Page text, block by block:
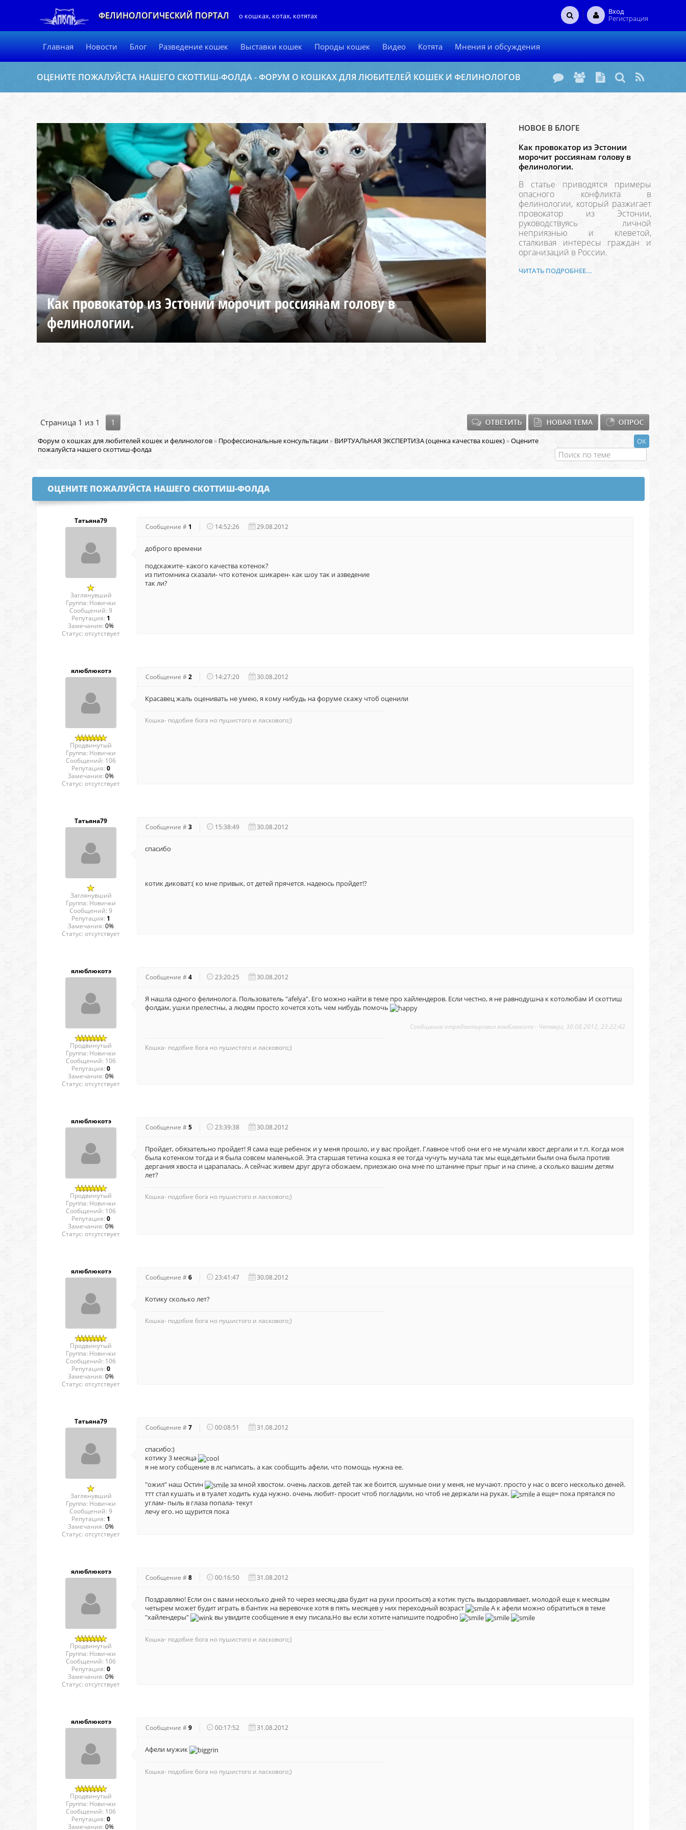
ФЕЛИНОЛОГИЧЕСКИЙ ПОРТАЛ о кошках, котах, котятах Вход
Регистрация
Главная Новости Блог Разведение кошек Выставки кошек Породы кошек Видео Котята Мнения и обсуждения
ОЦЕНИТЕ ПОЖАЛУЙСТА НАШЕГО СКОТТИШ-ФОЛДА - ФОРУМ О КОШКАХ ДЛЯ ЛЮБИТЕЛЕЙ КОШЕК И ФЕЛИНОЛОГОВ
Как провокатор из Эстонии морочит россиянам голову в
фелинологии.
НОВОЕ В БЛОГЕ
Как провокатор из Эстонии
морочит россиянам голову в
фелинологии.
В статье приводятся примеры
опасного конфликта в
фелинологии, который разжигает
провокатор из Эстонии,
руководствуясь личной
неприязнью и клеветой,
сталкивая интересы граждан и
организаций в России.
ЧИТАТЬ ПОДРОБНЕЕ...
Страница 1 из 1 1
Форум о кошках для любителей кошек и фелинологов» Профессиональные консультации » ВИРТУАЛЬНАЯ ЭКСПЕРТИЗА (оценка качества кошек)»Оцените
пожалуйста нашего скоттиш-фолда
ОЦЕНИТЕ ПОЖАЛУЙСТА НАШЕГО СКОТТИШ-ФОЛДА
Татьяна79
Заглянувший
Группа: Новички
Сообщений: 9
Репутация: 1
Замечания: 0%
Статус: отсутствует
Сообщение # 1 14:52:26 29.08.2012
доброго времени
подскажите- какого качества котенок?
из питомника сказали- что котенок шикарен- как шоу так и азведение
так ли?
ялюблюкотэ
Продвинутый
Группа: Новички
Сообщений: 106
Репутация: 0
Замечания: 0%
Статус: отсутствует
Сообщение #2 14:27:20 30.08.2012
Красавец жаль оценивать не умею, я кому нибудь на форуме скажу чтоб оценили
Кошка- подобие бога но пушистого и ласкового;)
Татьяна79
Заглянувший
Группа: Новички
Сообщений: 9
Репутация: 1
Замечания: 0%
Статус: отсутствует
Сообщение #3 15:38:49 30.08.2012
спасибо
котик диковат:( ко мне привык, от детей прячется. надеюсь пройдет!?
ялюблюкотэ
Продвинутый
Группа: Новички
Сообщений: 106
Репутация: 0
Замечания: 0%
Статус: отсутствует
Сообщение #4 23:20:25 30.08.2012
Я нашла одного фелинолога. Пользователь "afelya". Его можно найти в теме про хайлендеров. Если честно, я не равнодушна к котолюбам И скоттиш
фолдам, ушки прелестны, а людям просто хочется хоть чем нибудь помочь
Сообщение отредактировалялюблюкотэ- Четверг, 30.08.2012, 23:22:42
Кошка- подобие бога но пушистого и ласкового;)
ялюблюкотэ
Продвинутый
Группа: Новички
Сообщений: 106
Репутация: 0
Замечания: 0%
Статус: отсутствует
Сообщение #5 23:39:38 30.08.2012
Пройдет, обязательно пройдет! Я сама еще ребенок и у меня прошло, и у вас пройдет. Главное чтоб они его не мучали хвост дергали и т.п. Когда моя
была котенком тогда и я была совсем маленькой. Эта старшая тетина кошка я ее тогда чучуть мучала так мы еще,детьми были она была против
дергания хвоста и царапалась. А сейчас живем друг друга обожаем, приезжаю она мне по штанине прыг прыг и на спине, а сколько вашим детям
лет?
Кошка- подобие бога но пушистого и ласкового;)
ялюблюкотэ
Продвинутый
Группа: Новички
Сообщений: 106
Репутация: 0
Замечания: 0%
Статус: отсутствует
Сообщение #6 23:41:47 30.08.2012
Котику сколько лет?
Кошка- подобие бога но пушистого и ласкового;)
Татьяна79
Заглянувший
Группа: Новички
Сообщений: 9
Репутация: 1
Замечания: 0%
Статус: отсутствует
Сообщение #7 00:08:51 31.08.2012
спасибо:)
котику 3 месяца
я не могу собщение в лс написать, а как сообщить афели, что помощь нужна ее.
"ожил" наш Остин
за мной хвостом. очень ласков. детей так же боится, шумные они у меня, не мучают. просто у нас о всего несколько деней.
ттт стал кушать и в туалет ходить куда нужно. очень любит- просит чтоб погладили, но чтоб не держали на руках.
а еще= пока прятался по
углам- пыль в глаза попала- текут
лечу его. но щурится пока
ялюблюкотэ
Продвинутый
Группа: Новички
Сообщений: 106
Репутация: 0
Замечания: 0%
Статус: отсутствует
Сообщение #8 00:16:50 31.08.2012
Поздравляю! Если он с вами несколько дней то через месяц-два будит на руки проситься) а котик пусть выздоравливает, молодой еще к месяцам
четырем может будит играть в бантик на веревочке хотя в пять месяцев у них переходный возраст
А к афели можно обратиться в теме
"хайлендеры"
вы увидите сообщение я ему писала,Но вы если хотите напишите подробно
Кошка- подобие бога но пушистого и ласкового;)
ялюблюкотэ
Продвинутый
Группа: Новички
Сообщений: 106
Репутация: 0
Замечания: 0%
Сообщение #9 00:17:52 31.08.2012
Афели мужик
Кошка- подобие бога но пушистого и ласкового;)